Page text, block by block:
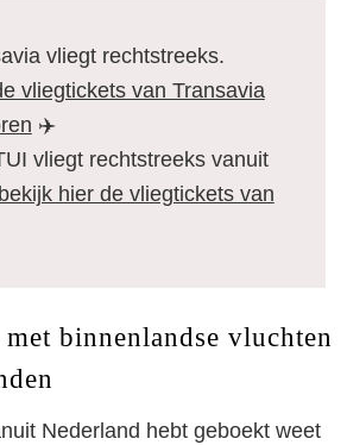
vliegt rechtstreeks.
vliegtickets van Transavia
✈️
vliegt rechtstreeks vanuit
bekijk hier de vliegtickets van
binnenlandse vluchten
Nederland hebt geboekt weet